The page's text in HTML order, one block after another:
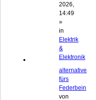
2026,
14:49
»
in
Elektrik
&
Elektronik
alternative
fürs
Federbein
von